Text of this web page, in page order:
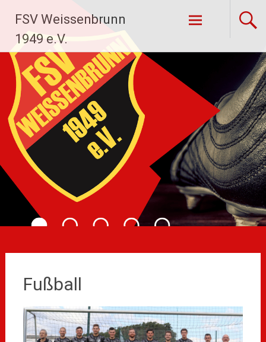
Inhalt
springen
FSV Weissenbrunn
1949 e.V.
Fußball